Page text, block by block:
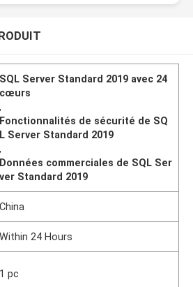
SQL Server Standard 2019 avec 24
cœurs
,
Fonctionnalités de sécurité de SQ
L Server Standard 2019
,
Données commerciales de SQL Ser
ver Standard 2019
China
Within 24 Hours
1 pc